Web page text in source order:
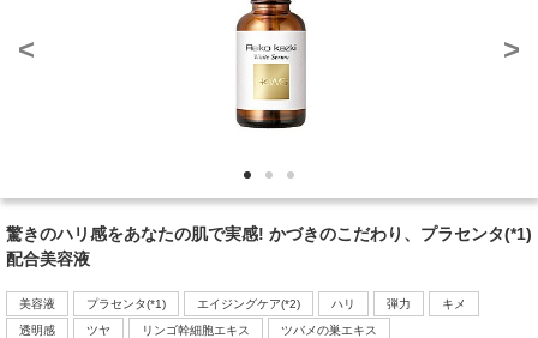
< >
驚きのハリ感をあなたの肌で実感! かづきのこだわり、プラセンタ(*1)
配合美容液
美容液 プラセンタ(*1) エイジングケア(*2) ハリ 弾力
キメ
透明感
ツヤ リンゴ幹細胞エキス ツバメの巣エキス